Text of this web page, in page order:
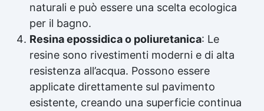
naturali e può essere una scelta ecologica
per il bagno.
Resina epossidica o poliuretanica: Le
resine sono rivestimenti moderni e di alta
resistenza all’acqua. Possono essere
applicate direttamente sul pavimento
esistente, creando una superficie continua